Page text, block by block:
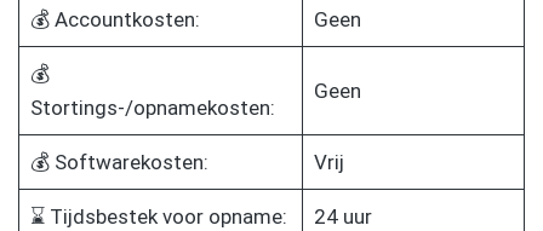
💰 Accountkosten: Geen
💰
Stortings-/opnamekosten:
Geen
💰 Softwarekosten: Vrij
⌛ Tijdsbestek voor opname: 24 uur